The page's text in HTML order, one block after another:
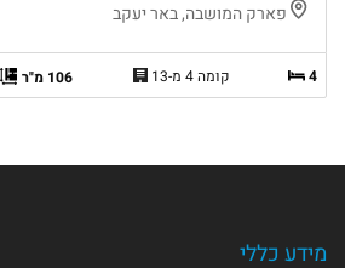
פארק המושבה, באר יעקב
4 קומה 4 מ-13 106 מ"ר
מידע כללי